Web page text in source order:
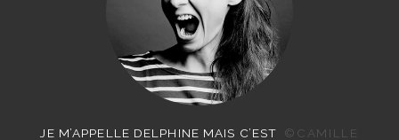
JE M’APPELLE DELPHINE MAIS C’EST
©CAMILLE